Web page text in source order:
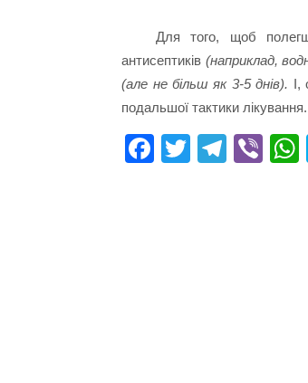
Для того, щоб
антисептиків (наприклад,
(але не більш як 3-5 днів). І,
подальшої тактики лікування.
Fa T
Te Vi